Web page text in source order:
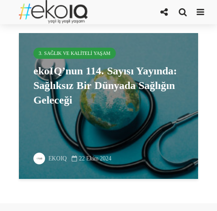
ücretsiz oku
3. SAĞLIK VE KALITELI YAŞAM
ekoIQ’nun 114. Sayısı Yayında:
Sağlıksız Bir Dünyada Sağlığın
Geleceği
EKOIQ 22 Ekim 2024